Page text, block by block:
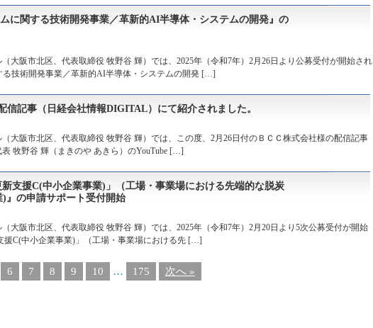
に関する技術開発事業／革新的AI半導体・システムの開発』の
大阪市北区、代表取締役 牧野谷 輝）では、2025年（令和7年）2月26日より公募受付が開始され
技術開発事業／革新的AI半導体・システムの開発 […]
信記事（日経会社情報DIGITAL）にて紹介されました。
大阪市北区、代表取締役 牧野谷 輝）では、この度、2月26日付のＢＣＣ株式会社様の配信記事
牧野谷 輝（まきのや あきら）のYouTube […]
支援C(中小企業事業)」（工場・事業場における先端的な脱炭
』の申請サポート受付開始
大阪市北区、代表取締役 牧野谷 輝）では、2025年（令和7年）2月20日より5次公募受付が開始
援C(中小企業事業)」（工場・事業場における先 […]
6 7 8 9 10 … 175 次へ »